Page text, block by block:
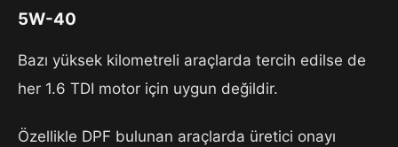
5W-40
Bazı yüksek kilometreli araçlarda tercih edilse de
her 1.6 TDI motor için uygun değildir.
Özellikle DPF bulunan araçlarda üretici onayı